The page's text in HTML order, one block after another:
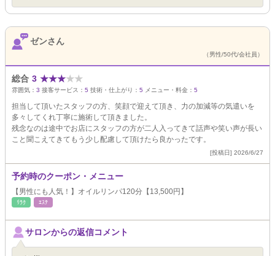
ゼンさん
（男性/50代/会社員）
総合 3 ★★★★★
雰囲気： 3 接客サービス： 5 技術・仕上がり： 5 メニュー・料金： 5
担当して頂いたスタッフの方、笑顔で迎えて頂き、力の加減等の気遣いを
多々してくれ丁寧に施術して頂きました。
残念なのは途中でお店にスタッフの方が二人入ってきて話声や笑い声が長い
こと聞こえてきてもう少し配慮して頂けたら良かったです。
[投稿日] 2026/6/27
予約時のクーポン・メニュー
【男性にも人気！】オイルリンパ120分【13,500円】
ﾘﾗｸ ｴｽﾃ
サロンからの返信コメント